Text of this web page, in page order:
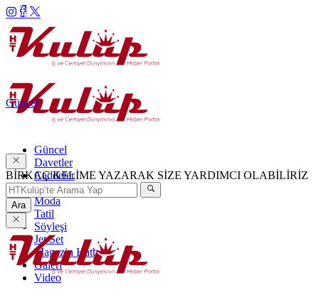
Güncel
Davetler
Caddeler
Haftanın Şıkları
Moda
Tatil
Söyleşi
Jet Set
Magazin Hattı
Galeri
Video
Güncel
BİRKAÇ KELİME YAZARAK SİZE YARDIMCI OLABİLİRİZ
Ara